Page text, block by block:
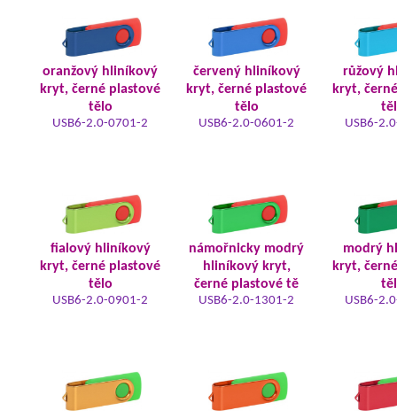
oranžový hliníkový
kryt, černé plastové
tělo
USB6-2.0-0701-2
červený hliníkový
kryt, černé plastové
tělo
USB6-2.0-0601-2
růžový
kryt,
USB6-
fialový hliníkový
kryt, černé plastové
tělo
USB6-2.0-0901-2
námořnicky modrý
hliníkový kryt,
černé plastové tě
USB6-2.0-1301-2
modrý
kryt,
USB6-